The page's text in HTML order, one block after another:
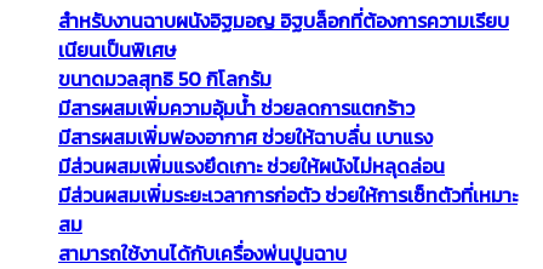
สำหรับงานฉาบผนังอิฐมอญ อิฐบล็อกที่ต้องการความเรียบ
เนียนเป็นพิเศษ
ขนาดมวลสุทธิ 50 กิโลกรัม
มีสารผสมเพิ่มความอุ้มน้ำ ช่วยลดการแตกร้าว
มีสารผสมเพิ่มฟองอากาศ ช่วยให้ฉาบลื่น เบาแรง
มีส่วนผสมเพิ่มแรงยึดเกาะ ช่วยให้ผนังไม่หลุดล่อน
มีส่วนผสมเพิ่มระยะเวลาการก่อตัว ช่วยให้การเซ็ทตัวที่เหมาะ
สม
สามารถใช้งานได้กับเครื่องพ่นปูนฉาบ